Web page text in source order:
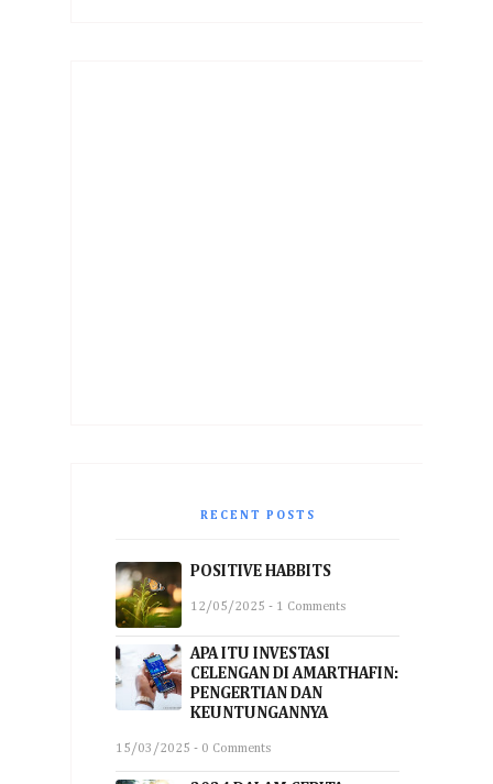
RECENT POSTS
POSITIVE HABBITS
12/05/2025 - 1 Comments
APA ITU INVESTASI
CELENGAN DI AMARTHAFIN:
PENGERTIAN DAN
KEUNTUNGANNYA
15/03/2025 - 0 Comments